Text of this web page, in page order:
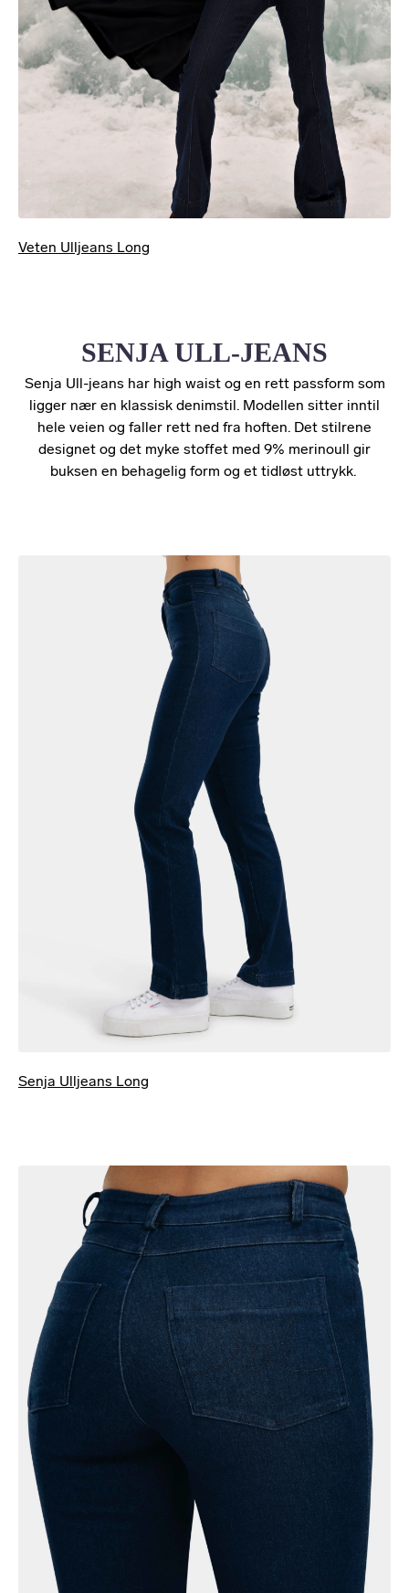
Veten Ulljeans Long
SENJA ULL-JEANS
Senja Ull-jeans har high waist og en rett passform som
ligger nær en klassisk denimstil. Modellen sitter inntil
hele veien og faller rett ned fra hoften. Det stilrene
designet og det myke stoffet med 9% merinoull gir
buksen en behagelig form og et tidløst uttrykk.
Senja Ulljeans Long